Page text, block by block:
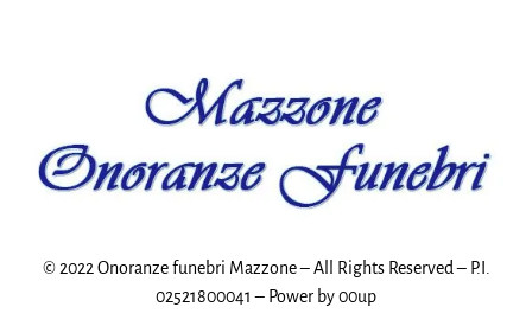
© 2022 Onoranze funebri Mazzone – All Rights Reserved – P.I.
02521800041 – Power by00up